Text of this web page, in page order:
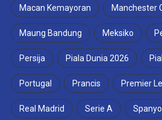
Macan Kemayoran Manchester
Maung Bandung Meksiko
Persija Piala Dunia 2026
Portugal Prancis Premier
Real Madrid Serie A Spanyol